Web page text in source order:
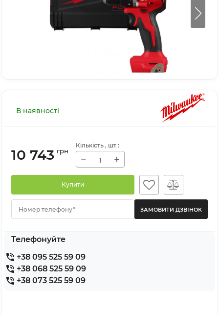
В наявності
10 743 грн
Кількість , шт :
− +
Купити
Номер телефону*
Телефонуйте
+38 095 525 59 09
+38 068 525 59 09
+38 073 525 59 09